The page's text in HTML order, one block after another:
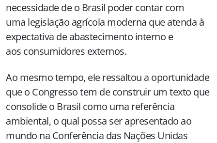
necessidade de o Brasil poder contar com
uma legislação agrícola moderna que atenda à
expectativa de abastecimento interno e
aos consumidores externos.
Ao mesmo tempo, ele ressaltou a oportunidade
que o Congresso tem de construir um texto que
consolide o Brasil como uma referência
ambiental, o qual possa ser apresentado ao
mundo na Conferência das Nações Unidas